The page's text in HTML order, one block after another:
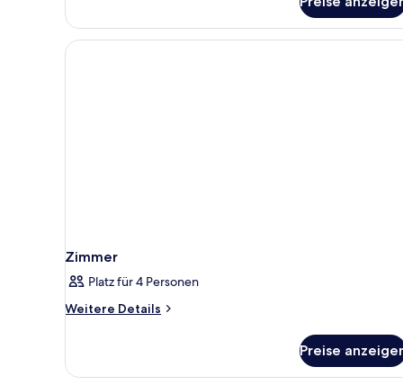
Zimmer,
1 King-
Bett,
Zimmer
Platz für 4 Personen
Weitere Details
Weitere
Preise